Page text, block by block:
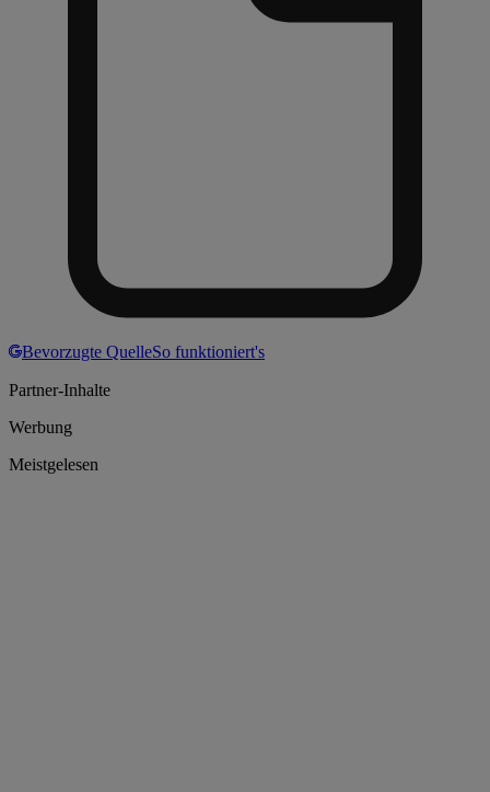
Bevorzugte QuelleSo funktioniert's
Partner-Inhalte
Werbung
Meistgelesen